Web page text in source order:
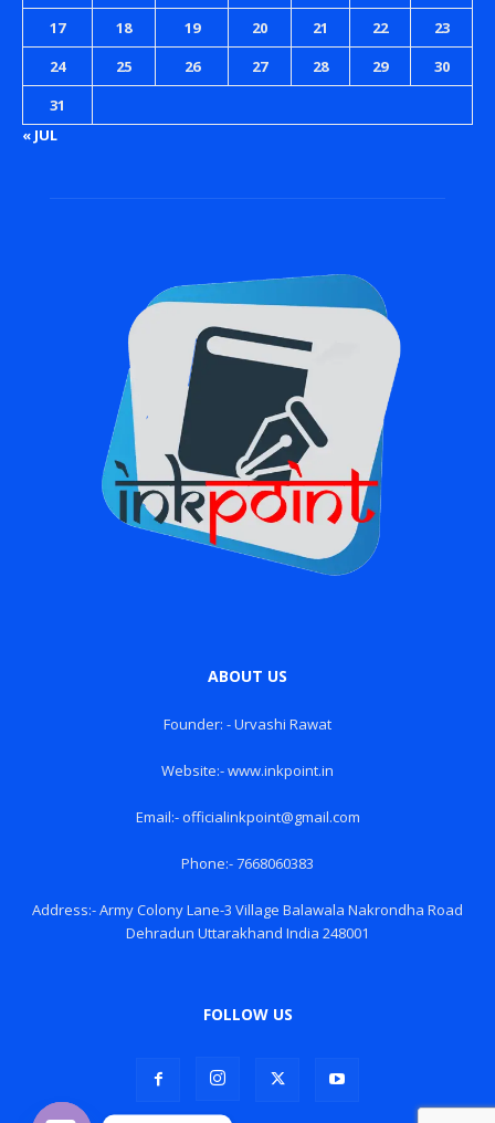
17
18 19 20 21 22
23
24
25 26 27 28 29
30
31
« JUL
ABOUT US
Founder: - Urvashi Rawat
Website:- www.inkpoint.in
Email:- officialinkpoint@gmail.com
Phone:- 7668060383
Address:- Army Colony Lane-3 Village Balawala Nakrondha Road
Dehradun Uttarakhand India 248001
FOLLOW US